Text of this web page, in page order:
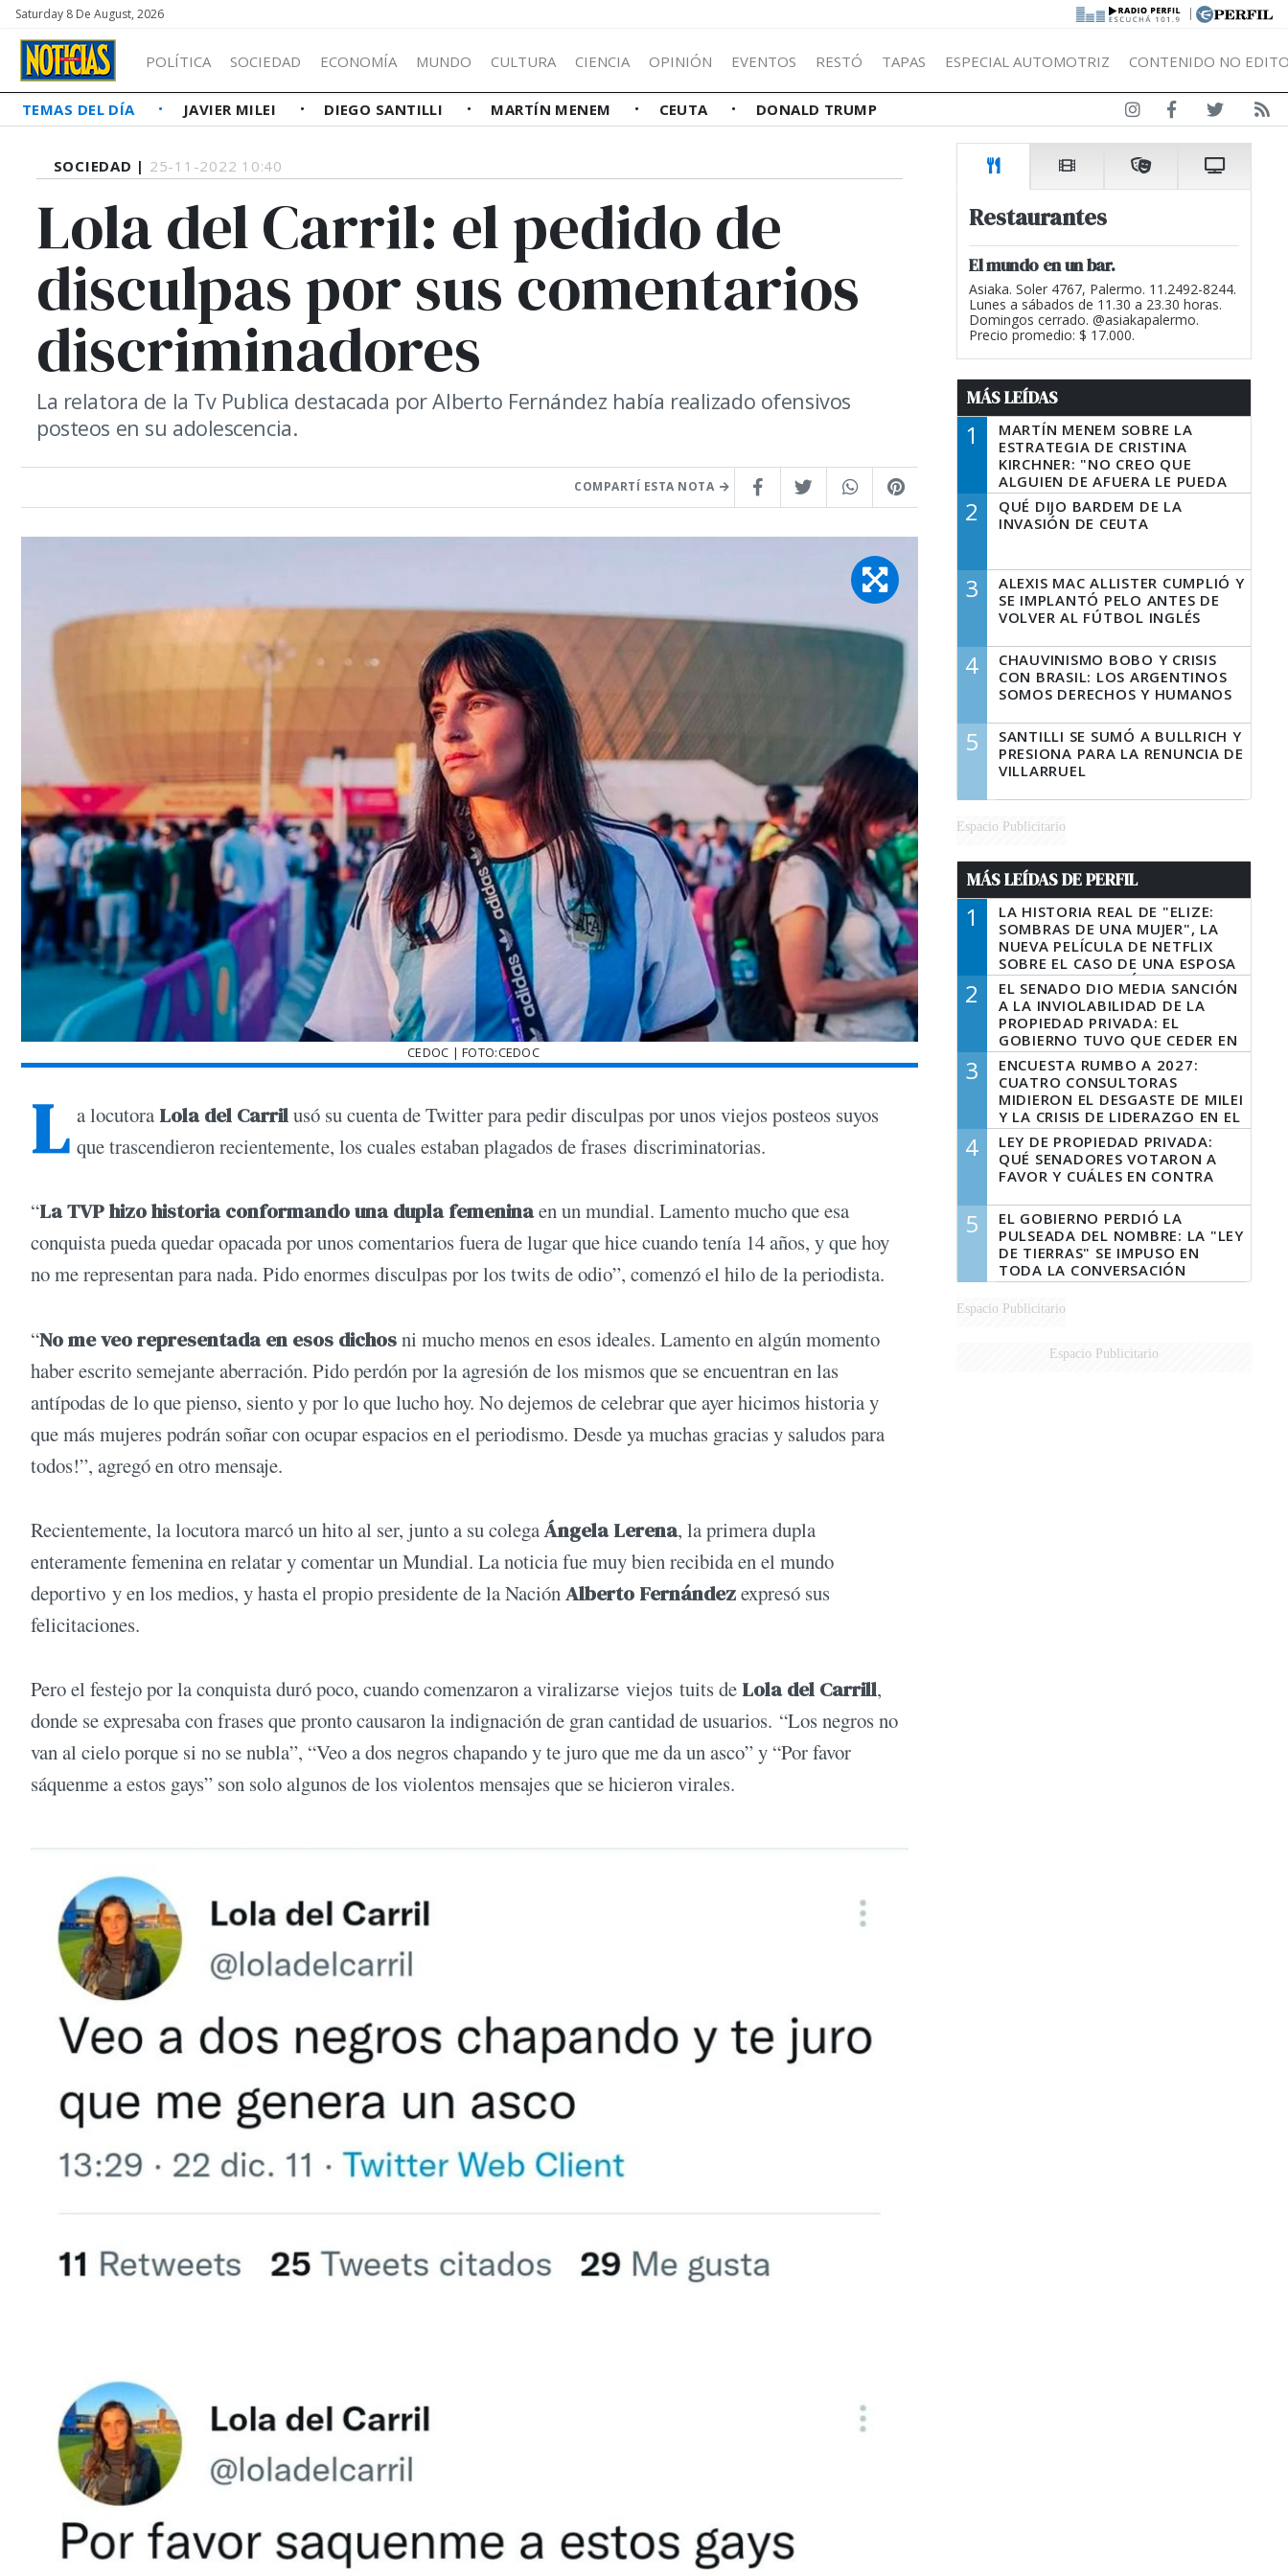
Saturday 8 De August, 2026 |
POLÍTICA SOCIEDAD ECONOMÍA MUNDO CULTURA CIENCIA OPINIÓN EVENTOS RESTÓ TAPAS ESPECIAL AUTOMOTRIZ CONTENIDO NO
TEMAS DEL DÍA JAVIER MILEI DIEGO SANTILLI MARTÍN MENEM CEUTA DONALD TRUMP
SOCIEDAD | 25-11-2022 10:40
Lola del Carril: el pedido de
disculpas por sus comentarios
discriminadores
La relatora de la Tv Publica destacada por Alberto Fernández había realizado ofensivos
posteos en su adolescencia.
COMPARTÍ ESTA NOTA
CEDOC | FOTO:CEDOC
L a locutora Lola del Carrilusó su cuenta de Twitter para pedir disculpas por unos viejos posteos suyos
que trascendieron recientemente, los cuales estaban plagados de frases discriminatorias.
“La TVP hizo historia conformando una dupla femeninaen un mundial. Lamento mucho que esa
conquista pueda quedar opacada por unos comentarios fuera de lugar que hice cuando tenía 14 años, y que hoy
no me representan para nada. Pido enormes disculpas por los twits de odio”, comenzó el hilo de la periodista.
“No me veo representada en esos dichosni mucho menos en esos ideales. Lamento en algún momento
haber escrito semejante aberración. Pido perdón por la agresión de los mismos que se encuentran en las
antípodas de lo que pienso, siento y por lo que lucho hoy. No dejemos de celebrar que ayer hicimos historia y
que más mujeres podrán soñar con ocupar espacios en el periodismo. Desde ya muchas gracias y saludos para
todos!”, agregó en otro mensaje.
Recientemente, la locutora marcó un hito al ser, junto a su colegaÁngela Lerena, la primera dupla
enteramente femenina en relatar y comentar un Mundial. La noticia fue muy bien recibida en el mundo
deportivo y en los medios, y hasta el propio presidente de la NaciónAlberto Fernándezexpresó sus
felicitaciones.
Pero el festejo por la conquista duró poco, cuando comenzaron a viralizarse viejos tuits de Lola del Carrill,
donde se expresaba con frases que pronto causaron la indignación de gran cantidad de usuarios. “Los negros no
van al cielo porque si no se nubla”, “Veo a dos negros chapando y te juro que me da un asco” y “Por favor
sáquenme a estos gays” son solo algunos de los violentos mensajes que se hicieron virales.
Restaurantes
El mundo en un bar.
Asiaka. Soler 4767, Palermo. 11.2492-8244.
Lunes a sábados de 11.30 a 23.30 horas.
Domingos cerrado. @asiakapalermo.
Precio promedio: $ 17.000.
MÁS LEÍDAS
1
MARTÍN MENEM SOBRE LA
ESTRATEGIA DE CRISTINA
KIRCHNER: "NO CREO QUE
ALGUIEN DE AFUERA LE PUEDA
DECIR A LA JUSTICIA LO QUE
TIENE QUE HACER"
2
QUÉ DIJO BARDEM DE LA
INVASIÓN DE CEUTA
3
ALEXIS MAC ALLISTER CUMPLIÓ Y
SE IMPLANTÓ PELO ANTES DE
VOLVER AL FÚTBOL INGLÉS
4
CHAUVINISMO BOBO Y CRISIS
CON BRASIL: LOS ARGENTINOS
SOMOS DERECHOS Y HUMANOS
5
SANTILLI SE SUMÓ A BULLRICH Y
PRESIONA PARA LA RENUNCIA DE
VILLARRUEL
Espacio Publicitario
MÁS LEÍDAS DE PERFIL
1
LA HISTORIA REAL DE "ELIZE:
SOMBRAS DE UNA MUJER", LA
NUEVA PELÍCULA DE NETFLIX
SOBRE EL CASO DE UNA ESPOSA
QUE DESCUARTIZÓ A SU
MARIDO
2
EL SENADO DIO MEDIA SANCIÓN
A LA INVIOLABILIDAD DE LA
PROPIEDAD PRIVADA: EL
GOBIERNO TUVO QUE CEDER EN
LA LEY DEL MANEJO DEL FUEGO
3
ENCUESTA RUMBO A 2027:
CUATRO CONSULTORAS
MIDIERON EL DESGASTE DE MILEI
Y LA CRISIS DE LIDERAZGO EN EL
PERONISMO
4
LEY DE PROPIEDAD PRIVADA:
QUÉ SENADORES VOTARON A
FAVOR Y CUÁLES EN CONTRA
5
EL GOBIERNO PERDIÓ LA
PULSEADA DEL NOMBRE: LA "LEY
DE TIERRAS" SE IMPUSO EN
TODA LA CONVERSACIÓN
DIGITAL
Espacio Publicitario
Espacio Publicitario